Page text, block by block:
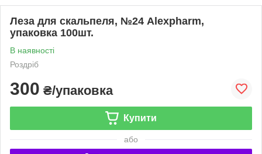
Леза для скальпеля, №24 Alexpharm,
упаковка 100шт.
В наявності
Роздріб
300 ₴/упаковка
Купити
або